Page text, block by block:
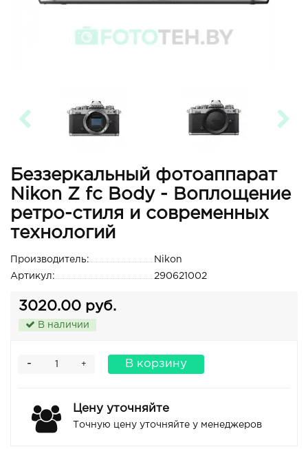
Беззеркальный фотоаппарат
Nikon Z fc Body - Воплощение
ретро-стиля и современных
технологий
Производитель:
Nikon
Артикул:
290621002
3020.00 руб.
В наличии
+
- В корзину
Цену уточняйте
Точную цену уточняйте у менеджеров